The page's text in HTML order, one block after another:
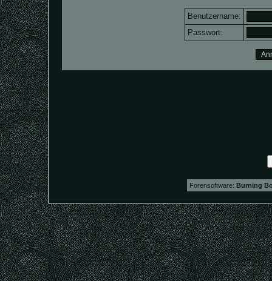
Benutzername:
Passwort:
Forensoftware: Burning